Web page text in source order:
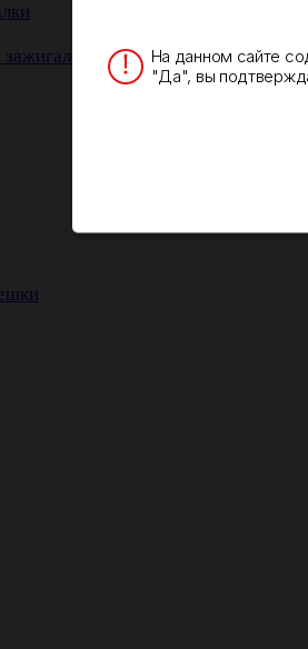
На данном сайте
"Да", вы